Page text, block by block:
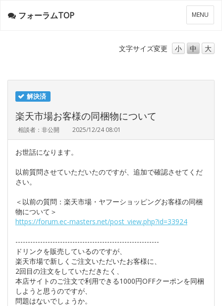
メ
ニ
ー
MENU
フォーラムTOP
文字サイズ変更 小 中 大
解決済
楽天市場お客様の同梱物について
相談者：非公開 2025/12/24 08:01
お世話になります。
以前質問させていただいたのですが、追加で確認させてくだ
さい。
＜以前の質問：楽天市場・ヤフーショッピングお客様の同梱
物について＞
https://forum.ec-masters.net/post_view.php?id=33924
----------------------------------------------------------
ドリンクを販売しているのですが、
楽天市場で新しくご注文いただいたお客様に、
2回目の注文をしていただきたく、
本店サイトのご注文で利用できる1000円OFFクーポンを同梱
しようと思うのですが、
問題はないでしょうか。